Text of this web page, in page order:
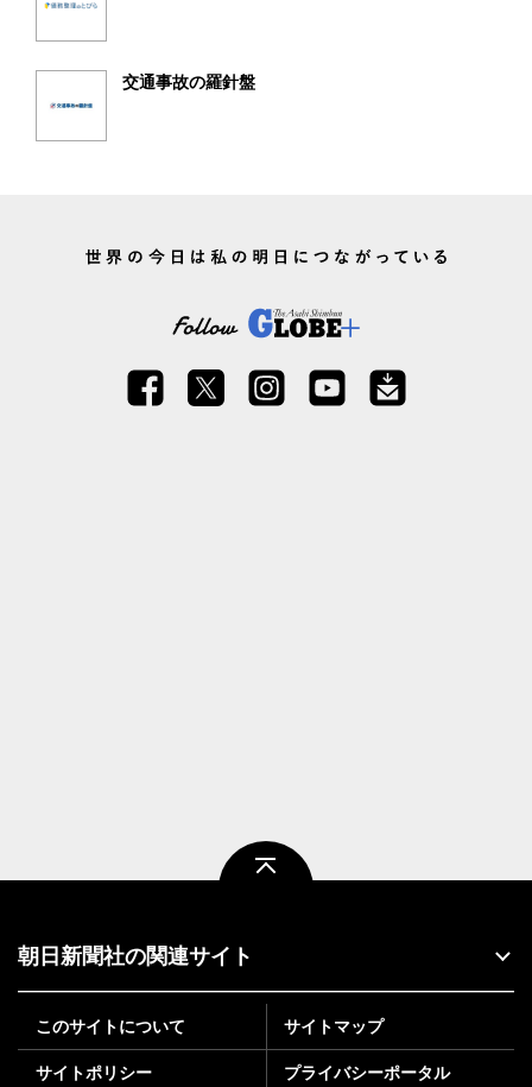
交通事故の羅針盤
朝日新聞社の関連サイト
このサイトについて サイトマップ
サイトポリシー プライバシーポータル